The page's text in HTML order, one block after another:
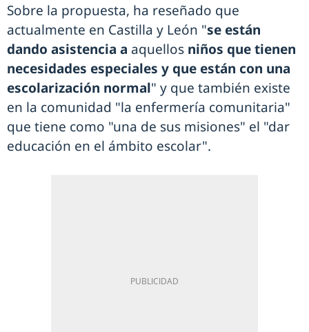
Sobre la propuesta, ha reseñado que
actualmente en Castilla y León "se están
dando asistencia a aquellos niños que tienen
necesidades especiales y que están con una
escolarización normal" y que también existe
en la comunidad "la enfermería comunitaria"
que tiene como "una de sus misiones" el "dar
educación en el ámbito escolar".